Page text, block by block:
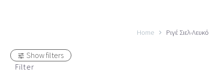
Home Ριγέ Σιελ-Λευκό
Show filters
Filter